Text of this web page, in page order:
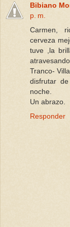
Bibiano
p. m.
Carmen,
cerveza
tuve ,la
Tranco-
disfrutar
noche.
Un abrazo.
Responder